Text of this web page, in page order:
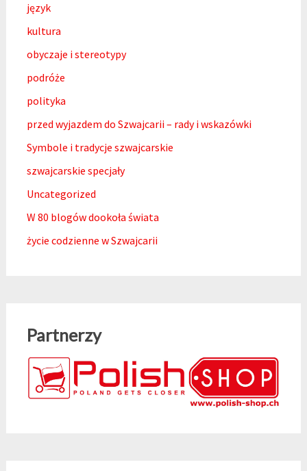
język
kultura
obyczaje i stereotypy
podróże
polityka
przed wyjazdem do Szwajcarii – rady i wskazówki
Symbole i tradycje szwajcarskie
szwajcarskie specjały
Uncategorized
W 80 blogów dookoła świata
życie codzienne w Szwajcarii
Partnerzy